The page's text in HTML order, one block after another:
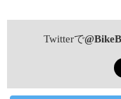
Twitterで